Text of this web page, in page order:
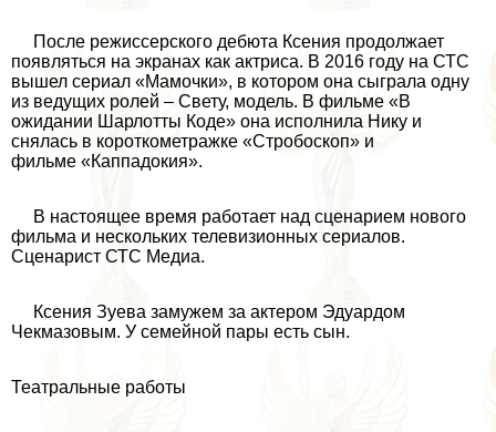
После режиссерского дебюта Ксения продолжает
появляться на экранах как актриса. В 2016 году на СТС
вышел сериал «Мамочки», в котором она сыграла одну
из ведущих ролей – Свету, модель. В фильме «В
ожидании Шарлотты Коде» она исполнила Нику и
снялась в короткометражке «Стробоскоп» и
фильме «Каппадокия».
В настоящее время работает над сценарием нового
фильма и нескольких телевизионных сериалов.
Сценарист СТС Медиа.
Ксения Зуева замужем за актером Эдуардом
Чекмaзoвым. У семейной пары есть сын.
Театральные работы